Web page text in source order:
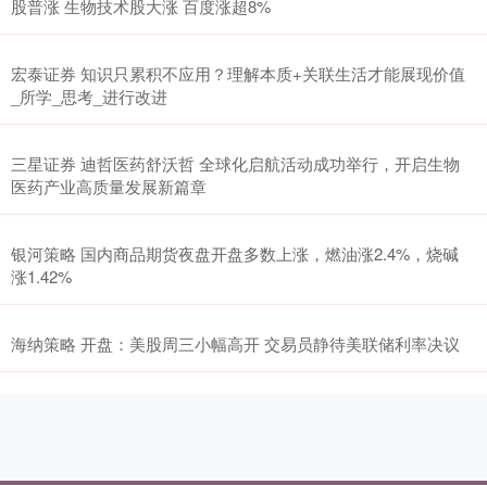
股普涨 生物技术股大涨 百度涨超8%
宏泰证券 知识只累积不应用？理解本质+关联生活才能展现价值
_所学_思考_进行改进
三星证券 迪哲医药舒沃哲 全球化启航活动成功举行，开启生物
医药产业高质量发展新篇章
银河策略 国内商品期货夜盘开盘多数上涨，燃油涨2.4%，烧碱
涨1.42%
海纳策略 开盘：美股周三小幅高开 交易员静待美联储利率决议